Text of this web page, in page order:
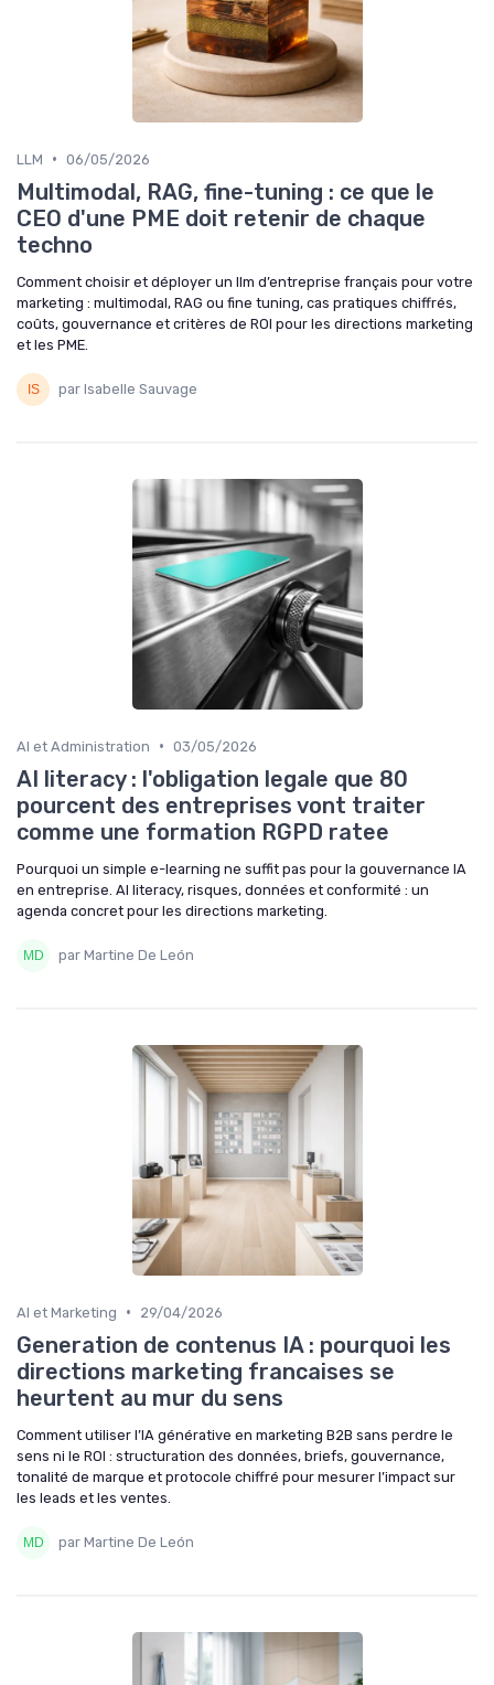
LLM • 06/05/2026
Multimodal, RAG, fine-tuning : ce que le
CEO d'une PME doit retenir de chaque
techno
Comment choisir et déployer un llm d’entreprise français pour votre
marketing : multimodal, RAG ou fine tuning, cas pratiques chiffrés,
coûts, gouvernance et critères de ROI pour les directions marketing
et les PME.
par Isabelle Sauvage
AI et Administration • 03/05/2026
AI literacy : l'obligation legale que 80
pourcent des entreprises vont traiter
comme une formation RGPD ratee
Pourquoi un simple e-learning ne suffit pas pour la gouvernance IA
en entreprise. AI literacy, risques, données et conformité : un
agenda concret pour les directions marketing.
par Martine De León
AI et Marketing • 29/04/2026
Generation de contenus IA : pourquoi les
directions marketing francaises se
heurtent au mur du sens
Comment utiliser l’IA générative en marketing B2B sans perdre le
sens ni le ROI : structuration des données, briefs, gouvernance,
tonalité de marque et protocole chiffré pour mesurer l’impact sur
les leads et les ventes.
par Martine De León